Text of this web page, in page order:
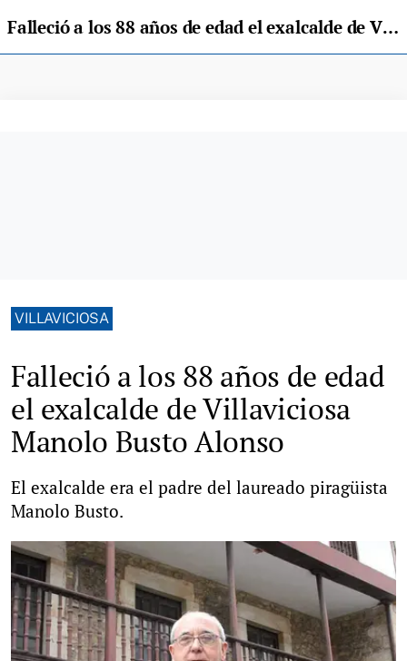
Falleció a los 88 años de edad el exalcalde de Villaviciosa Manolo Busto Alonso
VILLAVICIOSA
Falleció a los 88 años de edad
el exalcalde de Villaviciosa
Manolo Busto Alonso
El exalcalde era el padre del laureado piragüista
Manolo Busto.